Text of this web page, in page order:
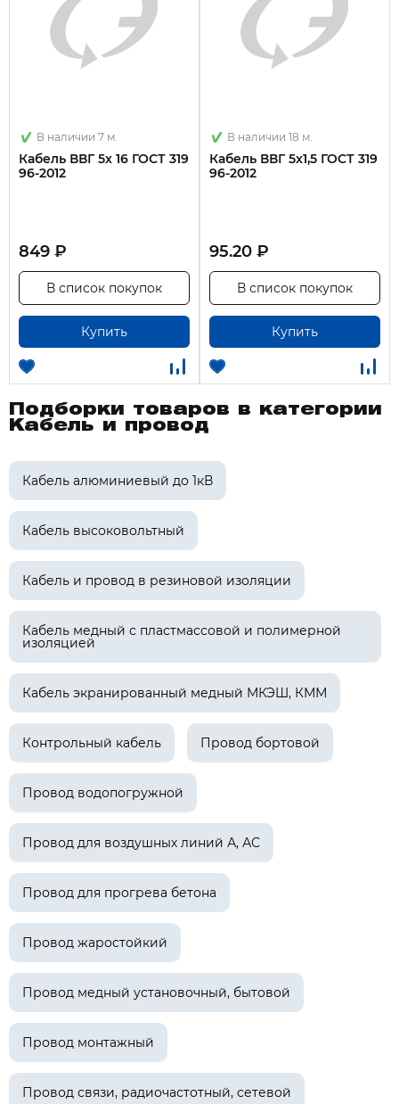
В наличии 7 м.
Кабель ВВГ 5х 16 ГОСТ 319
96-2012
849 ₽
Купить
В список покупок
В наличии 18 м.
Кабель ВВГ 5х1,5 ГОСТ 319
96-2012
95.20 ₽
Купить
В список покупок
Подборки товаров в категории
Кабель и провод
Кабель алюминиевый до 1кВ
Кабель высоковольтный
Кабель и провод в резиновой изоляции
Кабель медный с пластмассовой и полимерной
изоляцией
Кабель экранированный медный МКЭШ, КММ
Контрольный кабель Провод бортовой
Провод водопогружной
Провод для воздушных линий А, АС
Провод для прогрева бетона
Провод жаростойкий
Провод медный установочный, бытовой
Провод монтажный
Провод связи, радиочастотный, сетевой